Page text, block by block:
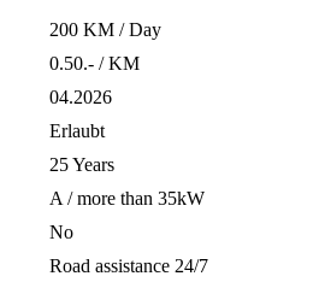
200 KM / Day
0.50.- / KM
04.2026
Erlaubt
25 Years
A / more than 35kW
No
Road assistance 24/7